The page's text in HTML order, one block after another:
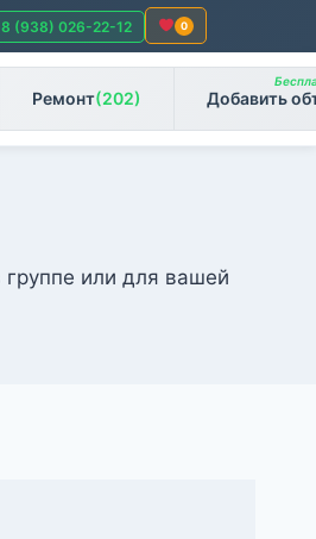
8 (938) 026-22-12 0
Ремонт(202) Добавить
или для вашей